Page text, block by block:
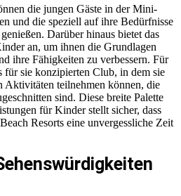
die jungen Gäste in der Mini-
und die speziell auf ihre Bedürfnisse
Darüber hinaus bietet das
an, um ihnen die Grundlagen
ihre Fähigkeiten zu verbessern. Für
für sie konzipierten Club, in dem sie
Aktivitäten teilnehmen können, die
sind. Diese breite Palette
für Kinder stellt sicher, dass
Resorts eine unvergessliche Zeit